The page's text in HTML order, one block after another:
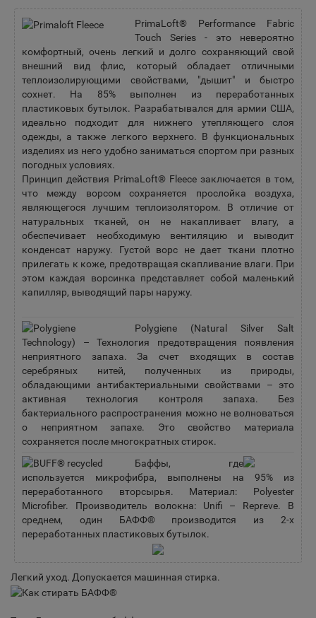
PrimaLoft® Performance Fabric
Touch Series - это невероятно
комфортный, очень легкий и долго сохраняющий свой
внешний вид флис, который обладает отличными
теплоизолирующими свойствами, "дышит" и быстро
сохнет. На 85% выполнен из переработанных
пластиковых бутылок. Разрабатывался для армии США,
идеально подходит для нижнего утепляющего слоя
одежды, а также легкого верхнего. В функциональных
изделиях из него удобно заниматься спортом при разных
погодных условиях.
Принцип действия PrimaLoft® Fleece заключается в том,
что между ворсом сохраняется прослойка воздуха,
являющегося лучшим теплоизолятором. В отличие от
натуральных тканей, он не накапливает влагу, а
обеспечивает необходимую вентиляцию и выводит
конденсат наружу. Густой ворс не дает ткани плотно
прилегать к коже, предотвращая скапливание влаги. При
этом каждая ворсинка представляет собой маленький
капилляр, выводящий пары наружу.
Polygiene (Natural Silver Salt
Technology) – Технология предотвращения появления
неприятного запаха. За счет входящих в состав
серебряных нитей, полученных из природы,
обладающими антибактериальными свойствами – это
активная технология контроля запаха. Без
бактериального распространения можно не волноваться
о неприятном запахе. Это свойство материала
сохраняется после многократных стирок.
Баффы, где
используется микрофибра, выполнены на 95% из
переработанного вторсырья. Материал: Polyester
Microfiber. Производитель волокна: Unifi – Repreve. В
среднем, один БАФФ® производится из 2-х
переработанных пластиковых бутылок.
Легкий уход. Допускается машинная стирка.